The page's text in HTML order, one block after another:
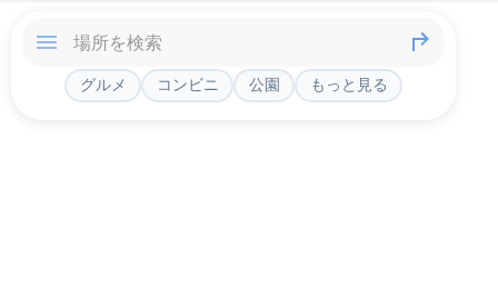
グルメ コンビニ 公園 もっと見る